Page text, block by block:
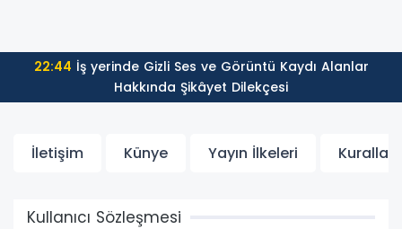
22:44
Hakkında Şikâyet Dilekçesi
İletişim Künye Yayın İlkeleri Kurallar
Kullanıcı Sözleşmesi